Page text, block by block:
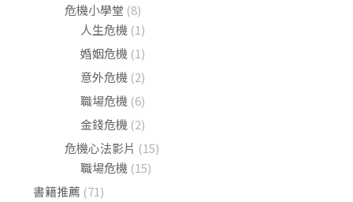
危機小學堂 (8)
人生危機 (1)
婚姻危機 (1)
意外危機 (2)
職場危機 (6)
金錢危機 (2)
危機心法影片 (15)
職場危機 (15)
書籍推薦 (71)